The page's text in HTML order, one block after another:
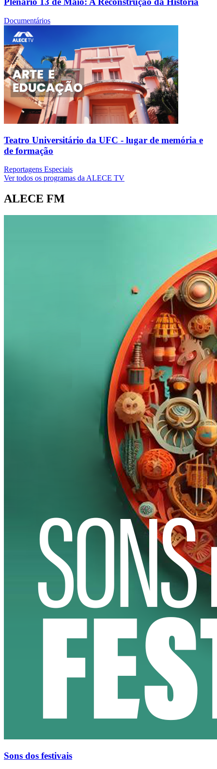
Documentários
Teatro Universitário da UFC - lugar de memória e
de formação
Reportagens Especiais
Ver todos os programas da ALECE TV
ALECE FM
Sons dos festivais